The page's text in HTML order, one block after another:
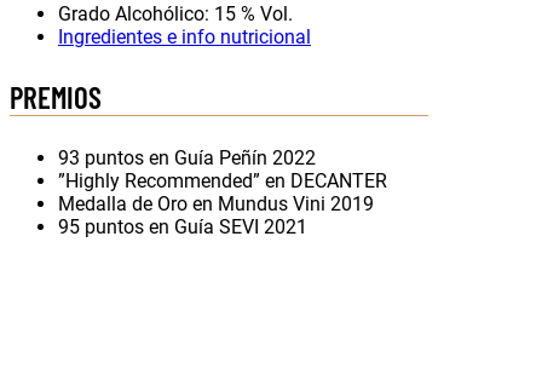
Grado Alcohólico: 15 % Vol.
Ingredientes e info nutricional
PREMIOS
93 puntos en Guía Peñín 2022
”Highly Recommended” en DECANTER
Medalla de Oro en Mundus Vini 2019
95 puntos en Guía SEVI 2021